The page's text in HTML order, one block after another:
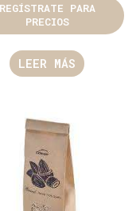
REGÍSTRATE PARA
PRECIOS
LEER MÁS